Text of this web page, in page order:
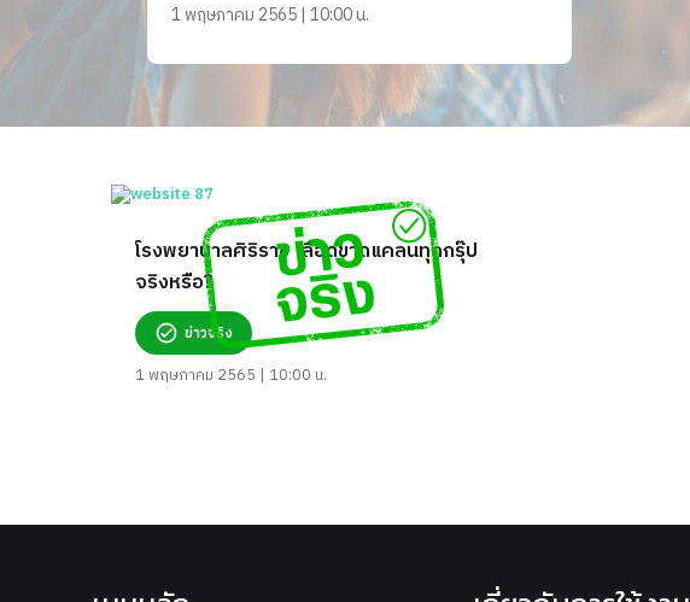
1 พฤษภาคม 2565 | 10:00 น.
โรงพยาบาลศิริราช เลือดขาดแคลนทุกกรุ๊ป
จริงหรือ?
ข่าวจริง
1 พฤษภาคม 2565 | 10:00 น.